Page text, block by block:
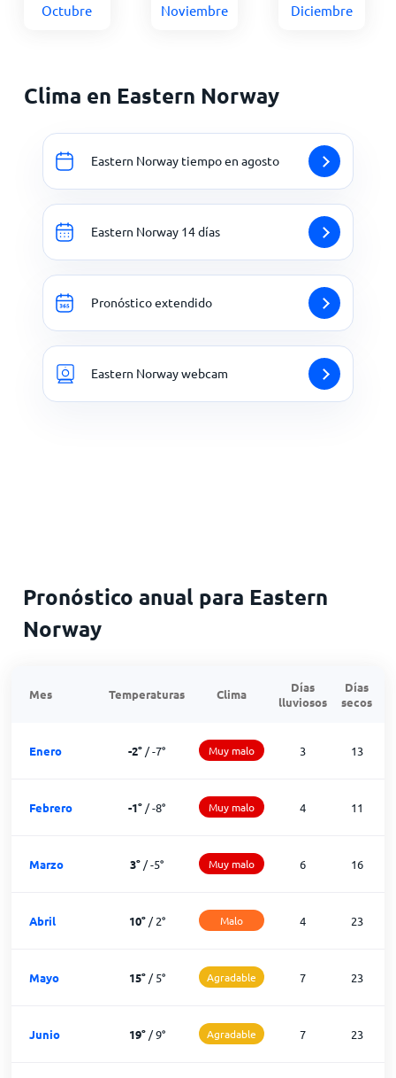
Octubre Noviembre Diciembre
Clima en Eastern Norway
Eastern Norway tiempo en agosto
Eastern Norway 14 días
Pronóstico extendido
Eastern Norway webcam
Pronóstico anual para Eastern
Norway
Mes Temperaturas Clima
Días
lluviosos
Días
secos
Enero -2° /-7° Muy malo 3 13
Febrero -1° /-8° Muy malo 4 11
Marzo 3° /-5° Muy malo 6 16
Abril 10°/2° Malo 4 23
Mayo 15°/5° Agradable 7 23
Junio 19°/9° Agradable 7 23